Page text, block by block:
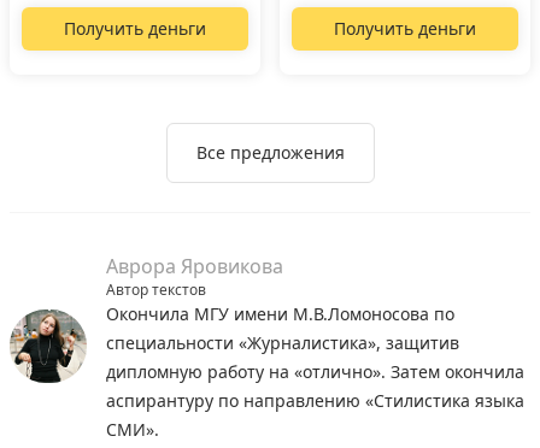
Получить деньги Получить деньги
Все предложения
Аврора Яровикова
Автор текстов
Окончила МГУ имени М.В.Ломоносова по
специальности «Журналистика», защитив
дипломную работу на «отлично». Затем окончила
аспирантуру по направлению «Стилистика языка
СМИ».